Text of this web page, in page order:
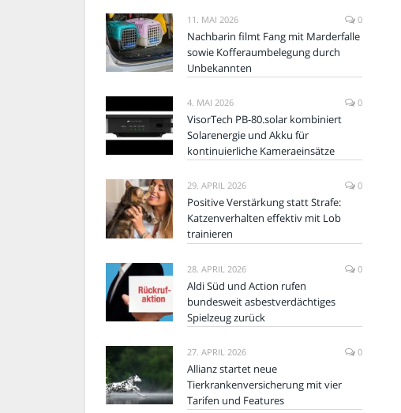
11. MAI 2026 0
Nachbarin filmt Fang mit Marderfalle
sowie Kofferaumbelegung durch
Unbekannten
4. MAI 2026 0
VisorTech PB-80.solar kombiniert
Solarenergie und Akku für
kontinuierliche Kameraeinsätze
29. APRIL 2026 0
Positive Verstärkung statt Strafe:
Katzenverhalten effektiv mit Lob
trainieren
28. APRIL 2026 0
Aldi Süd und Action rufen
bundesweit asbestverdächtiges
Spielzeug zurück
27. APRIL 2026 0
Allianz startet neue
Tierkrankenversicherung mit vier
Tarifen und Features